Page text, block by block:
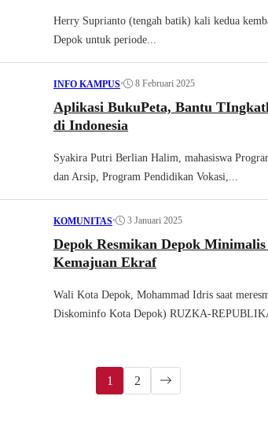
Herry Suprianto (tengah batik) kali kedua
Depok untuk periode...
INFO KAMPUS• 8 Februari 2025
Aplikasi BukuPeta, Bantu
di Indonesia
Syakira Putri Berlian Halim, mahasiswa
dan Arsip, Program Pendidikan Vokasi,...
KOMUNITAS• 3 Januari 2025
Depok Resmikan Depok
Kemajuan Ekraf
Wali Kota Depok, Mohammad Idris saat
Diskominfo Kota Depok) RUZKA-
1 2